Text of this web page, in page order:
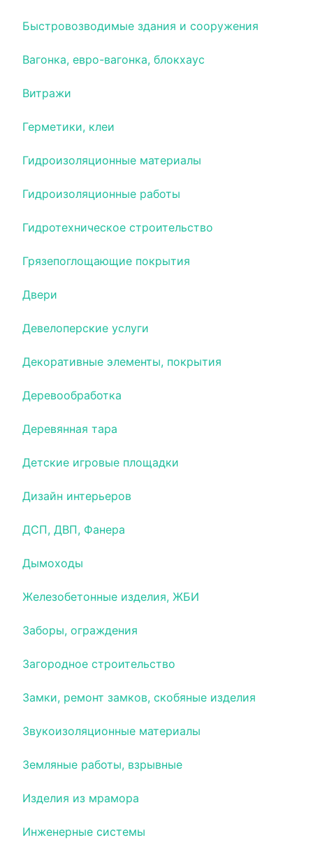
Быстровозводимые здания и сооружения
Вагонка, евро-вагонка, блокхаус
Витражи
Герметики, клеи
Гидроизоляционные материалы
Гидроизоляционные работы
Гидротехническое строительство
Грязепоглощающие покрытия
Двери
Девелоперские услуги
Декоративные элементы, покрытия
Деревообработка
Деревянная тара
Детские игровые площадки
Дизайн интерьеров
ДСП, ДВП, Фанера
Дымоходы
Железобетонные изделия, ЖБИ
Заборы, ограждения
Загородное строительство
Замки, ремонт замков, скобяные изделия
Звукоизоляционные материалы
Земляные работы, взрывные
Изделия из мрамора
Инженерные системы